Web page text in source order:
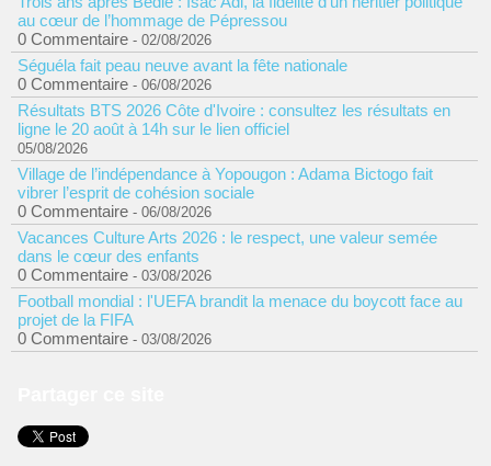
au cœur de l’hommage de Pépressou
0 Commentaire - 02/08/2026
Séguéla fait peau neuve avant la fête nationale
0 Commentaire - 06/08/2026
Résultats BTS 2026 Côte d'Ivoire : consultez les résultats en
ligne le 20 août à 14h sur le lien officiel
05/08/2026
Village de l’indépendance à Yopougon : Adama Bictogo fait
vibrer l’esprit de cohésion sociale
0 Commentaire - 06/08/2026
Vacances Culture Arts 2026 : le respect, une valeur semée
dans le cœur des enfants
0 Commentaire - 03/08/2026
Football mondial : l'UEFA brandit la menace du boycott face au
projet de la FIFA
0 Commentaire - 03/08/2026